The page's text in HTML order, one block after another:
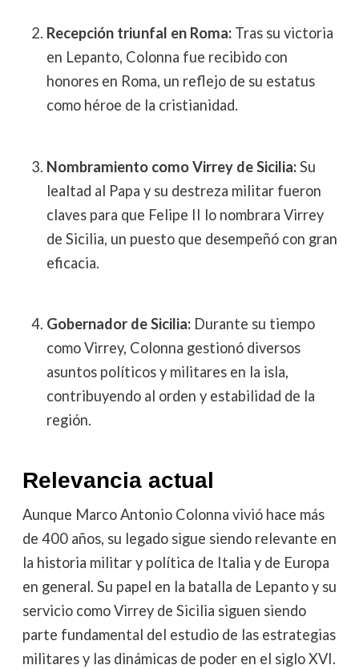
Recepción triunfal en Roma:Tras su victoria
en Lepanto, Colonna fue recibido con
honores en Roma, un reflejo de su estatus
como héroe de la cristianidad.
Nombramiento como Virrey de Sicilia:Su
lealtad al Papa y su destreza militar fueron
claves para que Felipe II lo nombrara Virrey
de Sicilia, un puesto que desempeñó con gran
eficacia.
Gobernador de Sicilia:Durante su tiempo
como Virrey, Colonna gestionó diversos
asuntos políticos y militares en la isla,
contribuyendo al orden y estabilidad de la
región.
Relevancia actual
Aunque Marco Antonio Colonna vivió hace más
de 400 años, su legado sigue siendo relevante en
la historia militar y política de Italia y de Europa
en general. Su papel en la batalla de Lepanto y su
servicio como Virrey de Sicilia siguen siendo
parte fundamental del estudio de las estrategias
militares y las dinámicas de poder en el siglo XVI.